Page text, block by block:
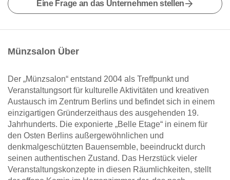
Eine Frage an das Unternehmen stellen
Münzsalon Über
Der „Münzsalon“ entstand 2004 als Treffpunkt und
Veranstaltungsort für kulturelle Aktivitäten und kreativen
Austausch im Zentrum Berlins und befindet sich in einem
einzigartigen Gründerzeithaus des ausgehenden 19.
Jahrhunderts. Die exponierte „Belle Etage“ in einem für
den Osten Berlins außergewöhnlichen und
denkmalgeschützten Bauensemble, beeindruckt durch
seinen authentischen Zustand. Das Herzstück vieler
Veranstaltungskonzepte in diesen Räumlichkeiten, stellt